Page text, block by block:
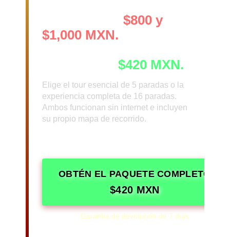
$800 y
$1,000 MXN.
$420 MXN.
Elige el tour esencial de 5 paradas o la
experiencia completa de 16 paradas.
Ambos funcionan sin internet e incluyen
su propio mapa de recorrido.
OBTÉN EL PAQUETE COMPLETO
$420 MXN
Garantía de devolución de 7 días